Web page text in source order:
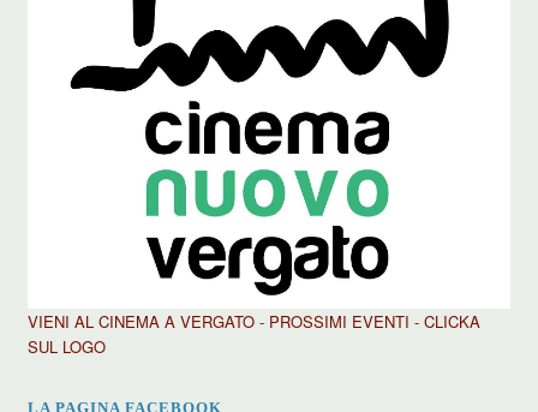
VIENI AL CINEMA A VERGATO - PROSSIMI EVENTI - CLICKA
SUL LOGO
LA PAGINA FACEBOOK